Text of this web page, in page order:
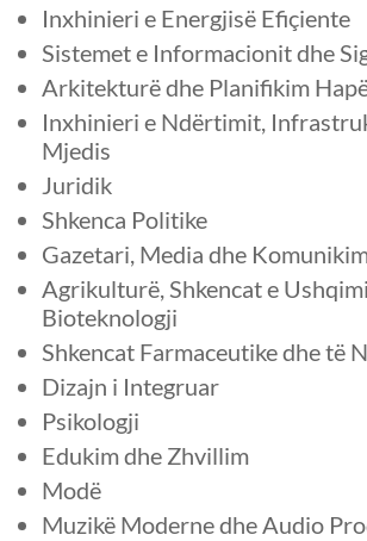
Inxhinieri e Energjisë Efiçiente
Sistemet e Informacionit dhe
Arkitekturë dhe Planifikim
Inxhinieri e Ndërtimit,
Mjedis
Juridik
Shkenca Politike
Gazetari, Media dhe
Agrikulturë, Shkencat e
Bioteknologji
Shkencat Farmaceutike dhe të
Dizajn i Integruar
Psikologji
Edukim dhe Zhvillim
Modë
Muzikë Moderne dhe Audio